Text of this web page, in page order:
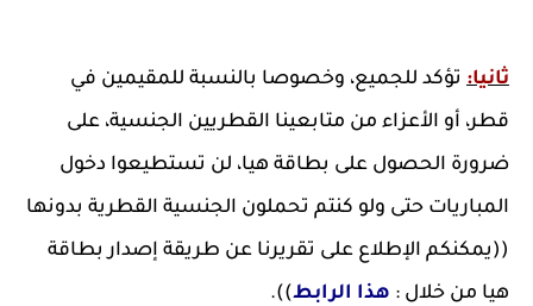
ثانيا: تؤكد للجميع، وخصوصا بالنسبة للمقيمين في
قطر، أو الأعزاء من متابعينا القطريين الجنسية، على
ضرورة الحصول على بطاقة هيا، لن تستطيعوا دخول
المباريات حتى ولو كنتم تحملون الجنسية القطرية بدونها
((يمكنكم الإطلاع على تقريرنا عن طريقة إصدار بطاقة
هيا من خلال : هذا الرابط)).